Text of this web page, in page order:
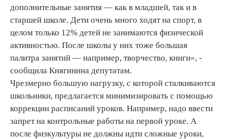
дополнительные занятия — как в младшей, так и в
старшей школе. Дети очень много ходят на спорт, в
целом только 12% детей не занимаются физической
активностью. После школы у них тоже большая
палитра занятий — например, творчество, книги», -
сообщила Княгинина депутатам.
Чрезмерно большую нагрузку, с которой сталкиваются
школьники, предлагается минимизировать с помощью
коррекции расписаний уроков. Например, надо ввести
запрет на контрольные работы на первой уроке. А
после физкультуры не должны идти сложные уроки,